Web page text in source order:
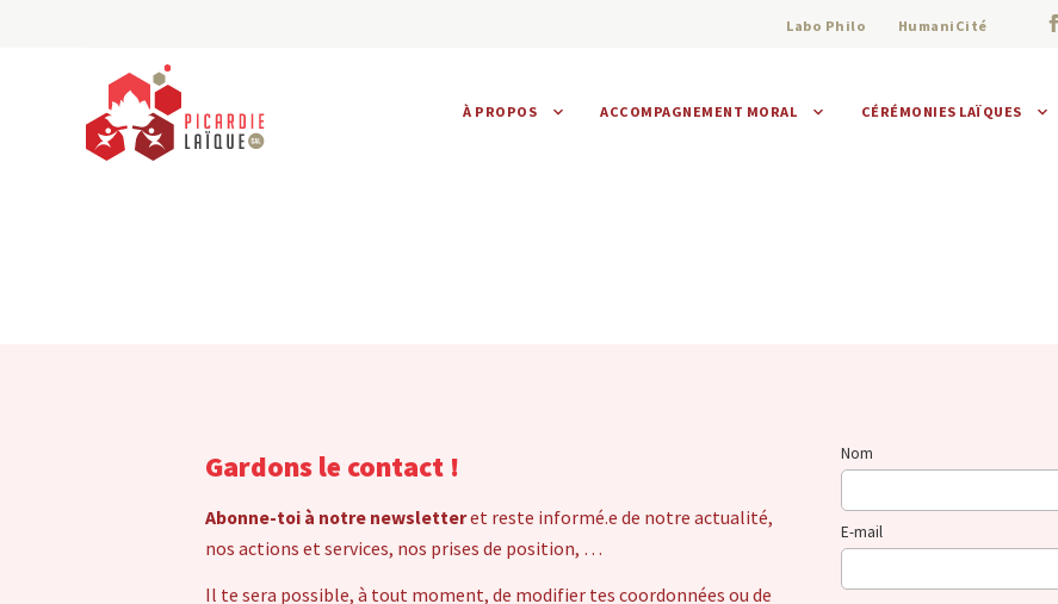
Labo Philo HumaniCité
À PROPOS ACCOMPAGNEMENT MORAL CÉRÉMONIES LAÏQUES
Gardons le contact !
Abonne-toi à notre newsletteret reste informé.e de notre actualité,
nos actions et services, nos prises de position, …
Il te sera possible, à tout moment, de modifier tes coordonnées ou de
Nom
E-mail